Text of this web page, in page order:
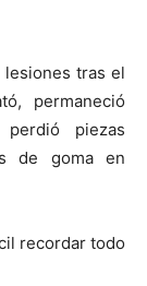
tras el
permaneció
piezas
de goma en
recordar todo